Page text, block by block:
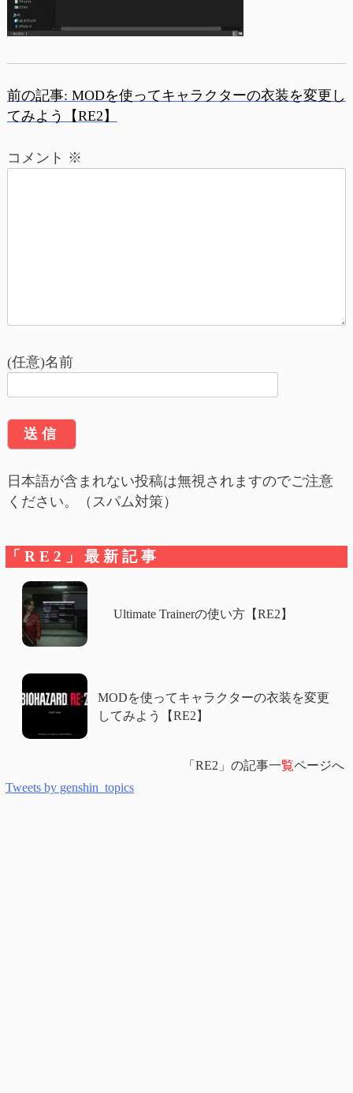
投
ン
前の記事: MODを使ってキャラクターの衣装を変更し
てみよう【RE2】
コメント ※
(任意)名前
日本語が含まれない投稿は無視されますのでご注意
ください。（スパム対策）
「RE2」最新記事
Ultimate Trainerの使い方【RE2】
MODを使ってキャラクターの衣装を変更
してみよう【RE2】
「RE2」の記事一覧ページへ
Tweets by genshin_topics